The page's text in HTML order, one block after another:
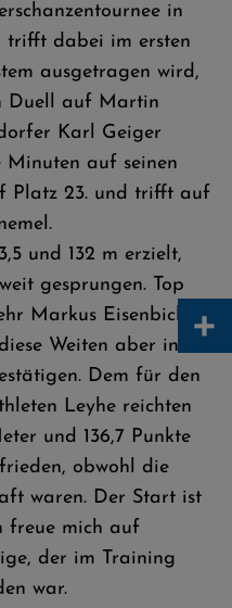
in
dabei im ersten
ausgetragen wird,
Duell auf Martin
Karl Geiger
Minuten auf seinen
Platz 23. und trifft auf
und 132 m erzielt,
gesprungen. Top
Markus Eisenbichler
Weiten aber in der
Dem für den
Leyhe reichten
und 136,7 Punkte
obwohl die
waren. Der Start ist
freue mich auf
der im Training
war.
+